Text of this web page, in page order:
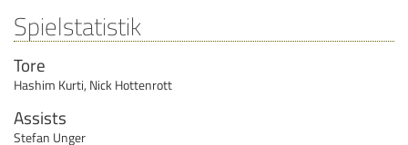
Spielstatistik
Tore
Hashim Kurti, Nick Hottenrott
Assists
Stefan Unger